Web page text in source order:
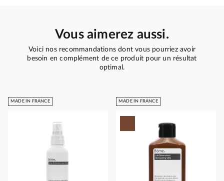
Vous aimerez aussi.
Voici nos recommandations dont vous pourriez avoir
besoin en complément de ce produit pour un résultat
optimal.
MADE IN FRANCE MADE IN FRANCE